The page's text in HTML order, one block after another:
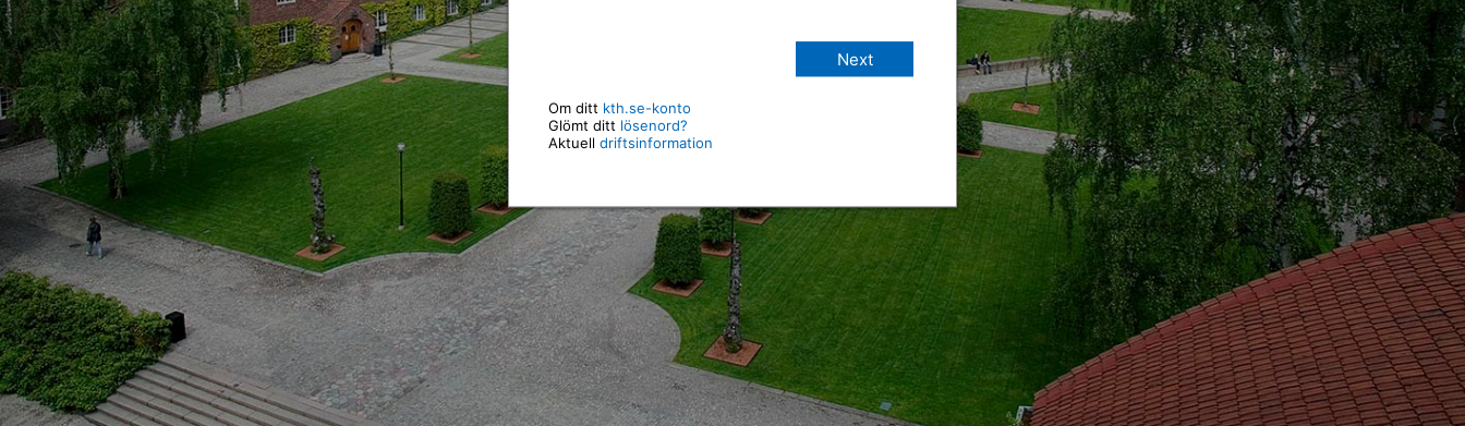
Next
Om ditt kth.se-konto
Glömt ditt lösenord?
Aktuell driftsinformation